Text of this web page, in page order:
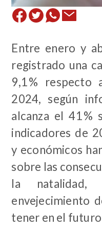
Entre enero y
registrado una
9,1% respecto
2024, según
alcanza el 41%
indicadores de
y económicos
sobre las
la natalidad,
envejecimiento
tener en el